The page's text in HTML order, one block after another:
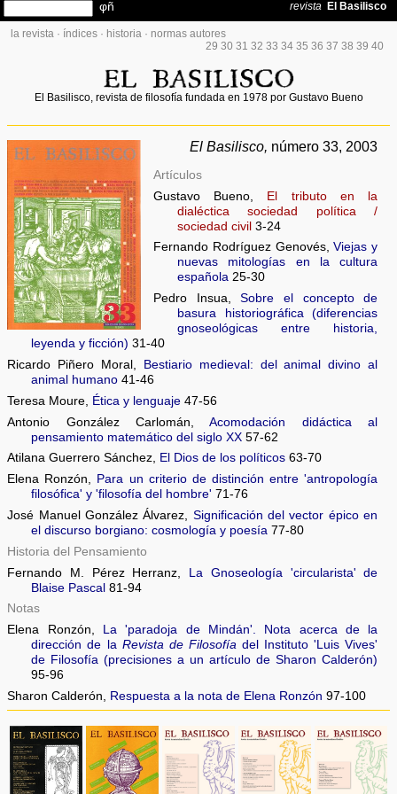
la revista · índices · historia · normas autores
29 30 31 32 33 34 35 36 37 38 39 40
El Basilisco, revista de filosofía fundada en 1978 por Gustavo Bueno
El Basilisco, número 33, 2003
Artículos
Gustavo Bueno, El tributo en la
dialéctica sociedad política /
sociedad civil 3-24
Fernando Rodríguez Genovés,Viejas y
nuevas mitologías en la cultura
española 25-30
Pedro Insua,Sobre el concepto de
basura historiográfica (diferencias
gnoseológicas entre historia,
leyenda y ficción) 31-40
Ricardo Piñero Moral,
Bestiario medieval: del animal divino al
animal humano 41-46
Teresa Moure,
Ética y lenguaje 47-56
Antonio González Carlomán,Acomodación didáctica al
pensamiento matemático del siglo XX 57-62
Atilana Guerrero Sánchez, El Dios de los políticos 63-70
Elena Ronzón, Para un criterio de distinción entre 'antropología
filosófica' y 'filosofía del hombre' 71-76
José Manuel González Álvarez, Significación del vector épico en
el discurso borgiano: cosmología y poesía 77-80
Historia del Pensamiento
Fernando M. Pérez Herranz, La Gnoseología 'circularista' de
Blaise Pascal 81-94
Notas
Elena Ronzón,
La 'paradoja de Mindán'. Nota acerca de la
dirección de la Revista de Filosofíadel Instituto 'Luis Vives'
de Filosofía (precisiones a un artículo de Sharon Calderón)
95-96
Sharon Calderón, Respuesta a la nota de Elena Ronzón 97-100